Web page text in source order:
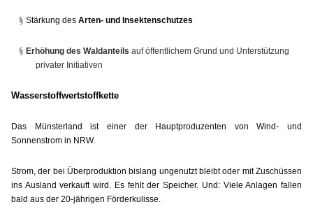
§ Stärkung des Arten- und Insektenschutzes
§ Erhöhung des Waldanteils auf öffentlichem Grund und Unterstützung
privater Initiativen
Wasserstoffwertstoffkette
Das Münsterland ist einer der Hauptproduzenten von Wind- und
Sonnenstrom in NRW.
Strom, der bei Überproduktion bislang ungenutzt bleibt oder mit Zuschüssen
ins Ausland verkauft wird. Es fehlt der Speicher. Und: Viele Anlagen fallen
bald aus der 20-jährigen Förderkulisse.